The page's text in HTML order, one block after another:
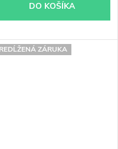
DO KOŠÍKA
ZÁRUKA